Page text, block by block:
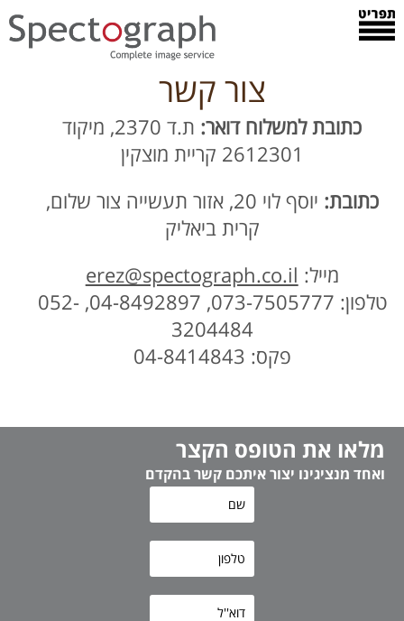
צור קשר
כתובת למשלוח דואר:
ת.ד 2370, מיקוד
2612301 קריית מוצקין
כתובת:
יוסף לוי 20, אזור תעשייה צור שלום,
קרית ביאליק
מייל: erez@spectograph.co.il
טלפון: 073-7505777, 04-8492897, 052-
3204484
פקס: 04-8414843
מלאו את הטופס הקצר
ואחד מנציגינו יצור איתכם קשר בהקדם